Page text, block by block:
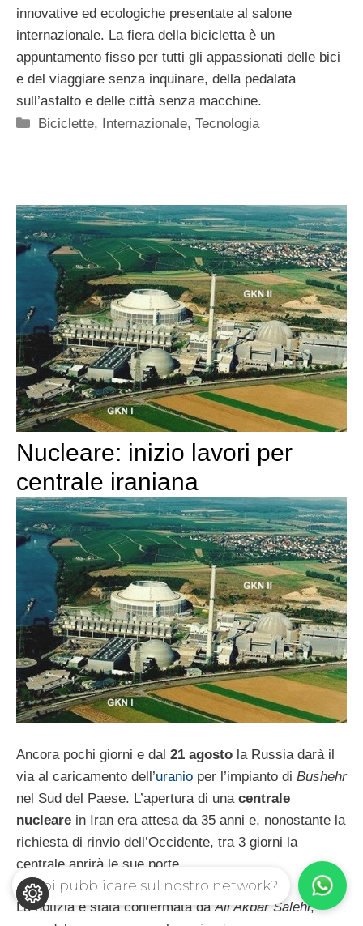
innovative ed ecologiche presentate al salone
internazionale. La fiera della bicicletta è un
appuntamento fisso per tutti gli appassionati delle bici
e del viaggiare senza inquinare, della pedalata
sull’asfalto e delle città senza macchine.
Categorie
Biciclette, Internazionale,Tecnologia
Nucleare: inizio lavori per
centrale iraniana
Ancora pochi giorni e dal 21 agosto la Russia darà il
via al caricamento dell’uranio per l’impianto di Bushehr
nel Sud del Paese. L’apertura di una centrale
nucleare in Iran era attesa da 35 anni e, nonostante la
richiesta di rinvio dell’Occidente, tra 3 giorni la
centrale aprirà le sue porte.
La notizia è stata confermata daAli Akbar Salehi,
Vuoi pubblicare sul nostro network?